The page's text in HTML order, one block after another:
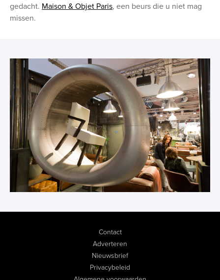
gedacht. Maison & Objet Paris, een beurs die u niet mag
missen.
Contact
Adverteren
Nieuwsbrief
Privacybeleid